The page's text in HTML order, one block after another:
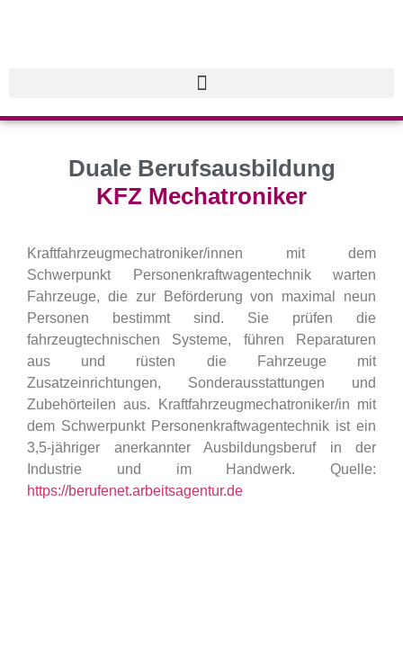
Duale Berufsausbildung
KFZ Mechatroniker
Kraftfahrzeugmechatroniker/innen mit dem
Schwerpunkt Personenkraftwagentechnik warten
Fahrzeuge, die zur Beförderung von maximal neun
Personen bestimmt sind. Sie prüfen die
fahrzeugtechnischen Systeme, führen Reparaturen
aus und rüsten die Fahrzeuge mit
Zusatzeinrichtungen, Sonderausstattungen und
Zubehörteilen aus. Kraftfahrzeugmechatroniker/in mit
dem Schwerpunkt Personenkraftwagentechnik ist ein
3,5-jähriger anerkannter Ausbildungsberuf in der
Industrie und im Handwerk. Quelle:
https://berufenet.arbeitsagentur.de